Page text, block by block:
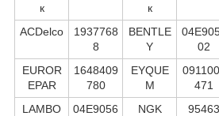
к
к
ACDelco
1937768
8
BENTLE
Y
02
EUROR
EPAR
1648409
780
EYQUE
M
471
LAMBO
04E9056
NGK 95463